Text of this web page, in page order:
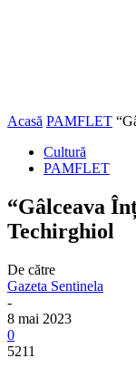
Acasă PAMFLET
Cultură
PAMFLET
“Gâlceava
Techirghiol
De către
Gazeta Sentinela
-
8 mai 2023
0
5211